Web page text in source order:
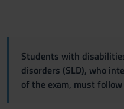
Students with
disorders (SLD), who
of the exam, must